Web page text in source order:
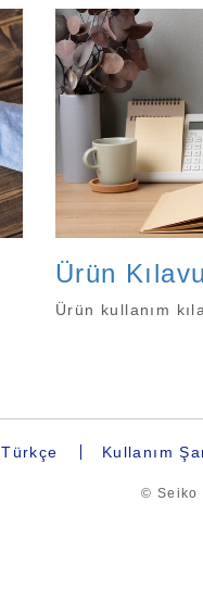
Ürün
Ürün kullanım
Türkçe Kullanım
© Seiko